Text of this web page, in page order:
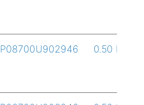
P08700U902946 0.50 L